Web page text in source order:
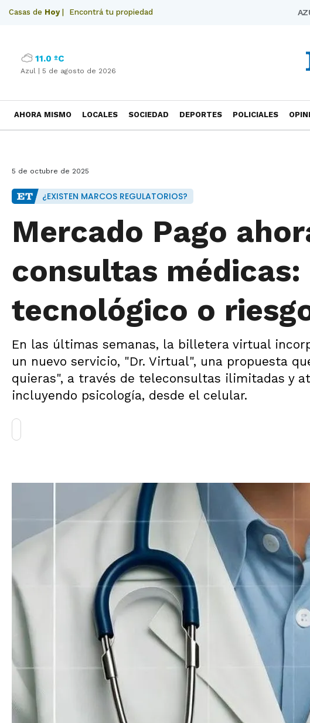
Casas de Hoy| Encontrá tu propiedad
11.0 ºC
Azul | 5 de agosto de 2026
AHORA MISMO LOCALES SOCIEDAD DEPORTES POLICIALES
5 de octubre de 2025
¿EXISTEN MARCOS REGULATORIOS?
Mercado Pago
consultas médicas:
tecnológico o
En las últimas semanas, la billetera virtual
un nuevo servicio, "Dr. Virtual", una propuesta
quieras", a través de teleconsultas ilimitadas y
incluyendo psicología, desde el celular.